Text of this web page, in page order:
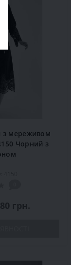
з мереживом
Чорний з
грн.